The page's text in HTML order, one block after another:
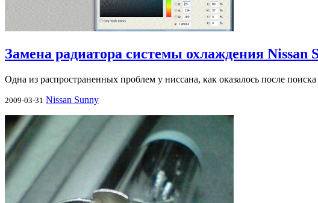
Замена радиатора системы охлаждения
Одна из распространенных проблем у ниссана, как оказалось после
2009-03-31 Nissan Sunny